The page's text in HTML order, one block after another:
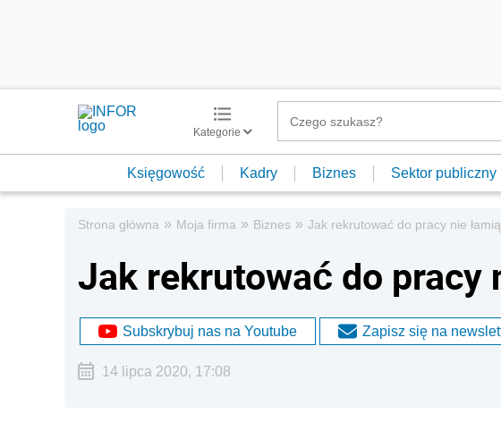
Kategorie
Księgowość Kadry Biznes Sektor publiczny
Strona główna » Moja firma » Biznes » Jak rekrutować do pracy nie
Jak rekrutować do pracy
Subskrybuj nas na Youtube Zapisz się na
14 lipca 2020, 17:08